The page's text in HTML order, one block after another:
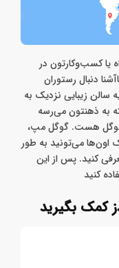
یا کسب‌وکارتون در
دنبال رستوران
سالن زیبایی نزدیک به
به ذهنتون می‌رسه
گوگل هست. گوگل مپ،
اون‌ها می‌تونید به طور
کنید. پس از این
کنید
کمک بگیرید